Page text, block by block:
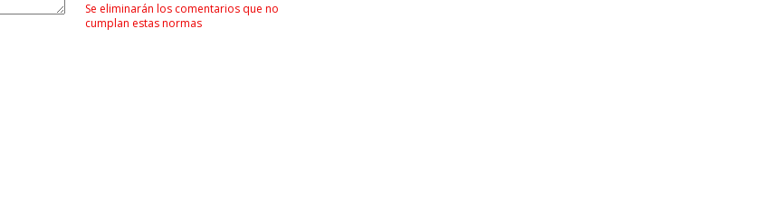
Se eliminarán los comentarios que no
cumplan estas normas